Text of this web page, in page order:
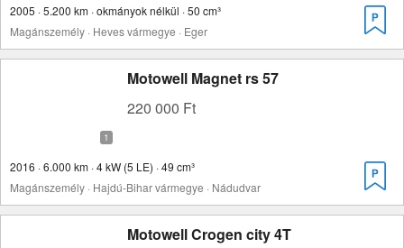
2005 · 5.200 km · okmányok nélkül · 50 cm³
Magánszemély · Heves vármegye · Eger
Motowell Magnet rs 57
220 000 Ft
2016 · 6.000 km · 4 kW (5 LE) · 49 cm³
Magánszemély · Hajdú-Bihar vármegye · Nádudvar
Motowell Crogen city 4T